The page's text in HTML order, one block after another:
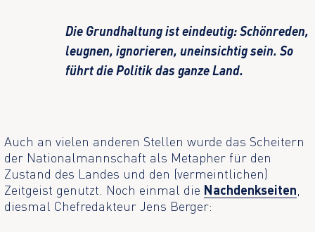
Die Grundhaltung ist eindeutig: Schönreden,
leugnen, ignorieren, uneinsichtig sein. So
führt die Politik das ganze Land.
Auch an vielen anderen Stellen wurde das Scheitern
der Nationalmannschaft als Metapher für den
Zustand des Landes und den (vermeintlichen)
Zeitgeist genutzt. Noch einmal die Nachdenkseiten,
diesmal Chefredakteur Jens Berger: